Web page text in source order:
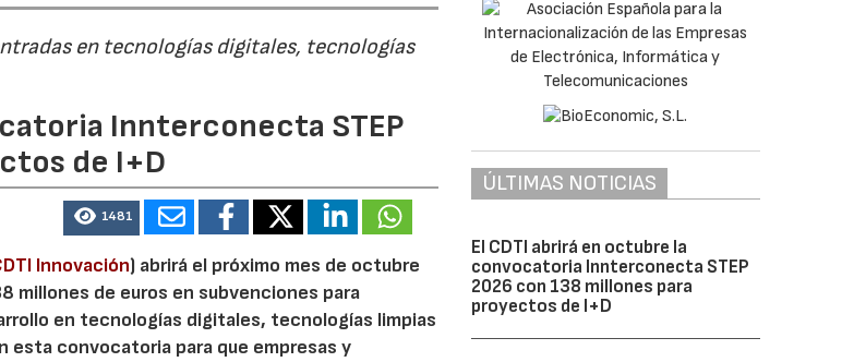
en tecnologías digitales, tecnologías
Innterconecta STEP
de I+D
1481
Innovación) abrirá el próximo mes de octubre
millones de euros en subvenciones para
en tecnologías digitales, tecnologías limpias
esta convocatoria para que empresas y
ÚLTIMAS NOTICIAS
El CDTI abrirá en octubre la
convocatoria Innterconecta STEP
2026 con 138 millones para
proyectos de I+D